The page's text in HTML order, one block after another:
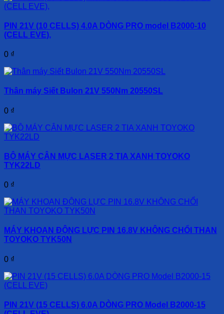
PIN 21V (10 CELLS) 4.0A DÒNG PRO model B2000-10
(CELL EVE),
0 ₫
Thân máy Siết Bulon 21V 550Nm 20550SL
0 ₫
BỘ MÁY CÂN MỰC LASER 2 TIA XANH TOYOKO
TYK22LD
0 ₫
MÁY KHOAN ĐỘNG LỰC PIN 16.8V KHÔNG CHỔI THAN
TOYOKO TYK50N
0 ₫
PIN 21V (15 CELLS) 6.0A DÒNG PRO Model B2000-15